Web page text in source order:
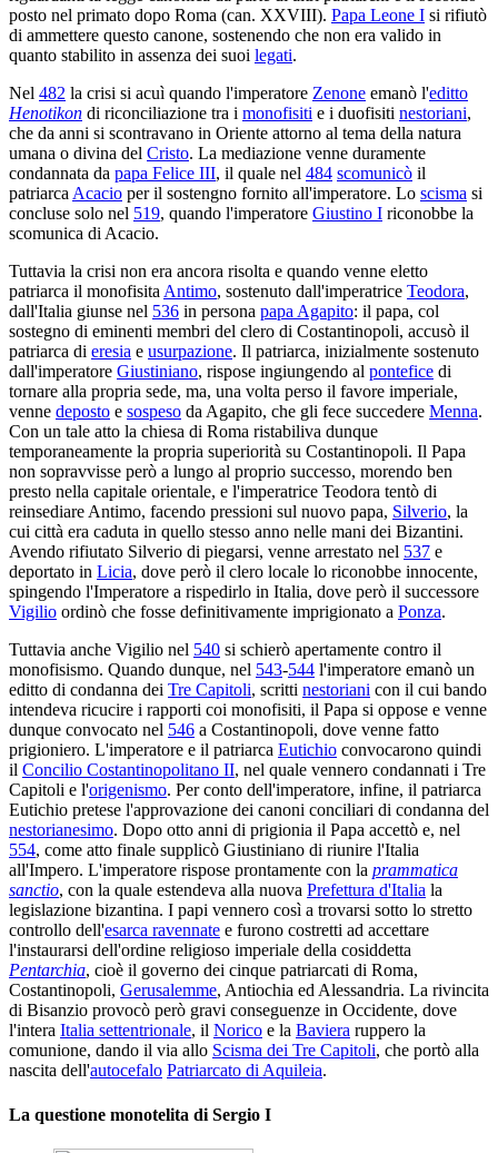
posto nel primato dopo Roma (can. XXVIII). Papa Leone I si rifiutò
di ammettere questo canone, sostenendo che non era valido in
quanto stabilito in assenza dei suoi legati.
Nel 482 la crisi si acuì quando l'imperatore Zenone emanò l'editto
Henotikon di riconciliazione tra i monofisiti e i duofisiti nestoriani,
che da anni si scontravano in Oriente attorno al tema della natura
umana o divina del Cristo. La mediazione venne duramente
condannata da papa Felice III, il quale nel 484 scomunicò il
patriarca Acacio per il sostengno fornito all'imperatore. Lo scisma si
concluse solo nel 519, quando l'imperatore Giustino I riconobbe la
scomunica di Acacio.
Tuttavia la crisi non era ancora risolta e quando venne eletto
patriarca il monofisita Antimo, sostenuto dall'imperatrice Teodora,
dall'Italia giunse nel 536 in persona papa Agapito: il papa, col
sostegno di eminenti membri del clero di Costantinopoli, accusò il
patriarca di eresia e usurpazione. Il patriarca, inizialmente sostenuto
dall'imperatore Giustiniano, rispose ingiungendo al pontefice di
tornare alla propria sede, ma, una volta perso il favore imperiale,
venne deposto e sospeso da Agapito, che gli fece succedere Menna.
Con un tale atto la chiesa di Roma ristabiliva dunque
temporaneamente la propria superiorità su Costantinopoli. Il Papa
non sopravvisse però a lungo al proprio successo, morendo ben
presto nella capitale orientale, e l'imperatrice Teodora tentò di
reinsediare Antimo, facendo pressioni sul nuovo papa, Silverio, la
cui città era caduta in quello stesso anno nelle mani dei Bizantini.
Avendo rifiutato Silverio di piegarsi, venne arrestato nel 537 e
deportato in Licia, dove però il clero locale lo riconobbe innocente,
spingendo l'Imperatore a rispedirlo in Italia, dove però il successore
Vigilio ordinò che fosse definitivamente imprigionato a Ponza.
Tuttavia anche Vigilio nel 540 si schierò apertamente contro il
monofisismo. Quando dunque, nel 543-544 l'imperatore emanò un
editto di condanna dei Tre Capitoli, scritti nestoriani con il cui bando
intendeva ricucire i rapporti coi monofisiti, il Papa si oppose e venne
dunque convocato nel 546 a Costantinopoli, dove venne fatto
prigioniero. L'imperatore e il patriarca Eutichio convocarono quindi
il Concilio Costantinopolitano II, nel quale vennero condannati i Tre
Capitoli e l'origenismo. Per conto dell'imperatore, infine, il patriarca
Eutichio pretese l'approvazione dei canoni conciliari di condanna del
nestorianesimo. Dopo otto anni di prigionia il Papa accettò e, nel
554, come atto finale supplicò Giustiniano di riunire l'Italia
all'Impero. L'imperatore rispose prontamente con la prammatica
sanctio, con la quale estendeva alla nuova Prefettura d'Italia la
legislazione bizantina. I papi vennero così a trovarsi sotto lo stretto
controllo dell'esarca ravennate e furono costretti ad accettare
l'instaurarsi dell'ordine religioso imperiale della cosiddetta
Pentarchia, cioè il governo dei cinque patriarcati di Roma,
Costantinopoli, Gerusalemme, Antiochia ed Alessandria. La rivincita
di Bisanzio provocò però gravi conseguenze in Occidente, dove
l'intera Italia settentrionale, il Norico e la Baviera ruppero la
comunione, dando il via allo Scisma dei Tre Capitoli, che portò alla
nascita dell'autocefalo Patriarcato di Aquileia.
La questione monotelita di Sergio I